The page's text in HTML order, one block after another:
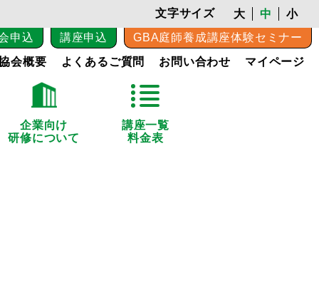
文字サイズ 大 中
小
申込
講座申込
GBA庭師養成講座体験セミナー
会概要
よくあるご質問 お問い合わせ マイページ
企業向け
研修について
講座一覧
料金表